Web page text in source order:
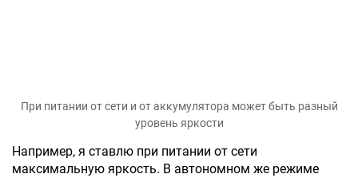
При питании от сети и от аккумулятора может быть разный
уровень яркости
Например, я ставлю при питании от сети
максимальную яркость. В автономном же режиме